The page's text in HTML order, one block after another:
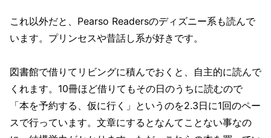
これ以外だと、Pearso Readersのディズニー系も読んで
います。プリンセスや昔話し系が好きです。
図書館で借りてリビングに積んでおくと、自主的に読んで
くれます。10冊ほど借りてもその日のうちに読むので
「本を予約する、仮に行く」というのを2.3日に1回のペー
スで行っています。文章にするとなんてことない事なの